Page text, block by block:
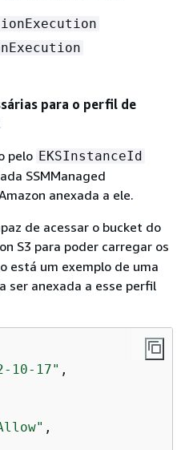
para o perfil de
pelo EKSInstanceId
SSMManaged
anexada a ele.
de acessar o bucket do
S3 para poder carregar os
está um exemplo de uma
ser anexada a esse perfil
10-17" ,
,